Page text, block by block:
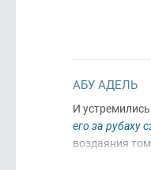
АБУ АДЕЛЬ
И
его за рубаху
воздаяния